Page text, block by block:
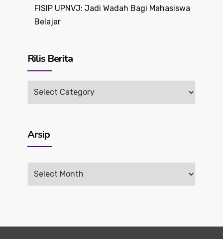
FISIP UPNVJ: Jadi Wadah Bagi Mahasiswa
Belajar
Rilis Berita
Rilis
Arsip
Arsip